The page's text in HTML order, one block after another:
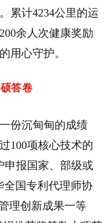
累计4234公里的运
余人次健康奖励
用心守护。
答卷
份沉甸甸的成绩
100项核心技术的
申报国家、部级或
全国专利代理师协
理创新成果一等